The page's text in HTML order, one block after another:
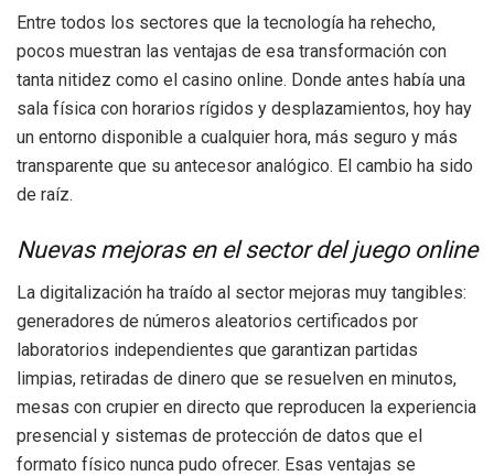
Entre todos los sectores que la tecnología ha rehecho,
pocos muestran las ventajas de esa transformación con
tanta nitidez como el casino online. Donde antes había una
sala física con horarios rígidos y desplazamientos, hoy hay
un entorno disponible a cualquier hora, más seguro y más
transparente que su antecesor analógico. El cambio ha sido
de raíz.
Nuevas mejoras en el sector del juego online
La digitalización ha traído al sector mejoras muy tangibles:
generadores de números aleatorios certificados por
laboratorios independientes que garantizan partidas
limpias, retiradas de dinero que se resuelven en minutos,
mesas con crupier en directo que reproducen la experiencia
presencial y sistemas de protección de datos que el
formato físico nunca pudo ofrecer. Esas ventajas se